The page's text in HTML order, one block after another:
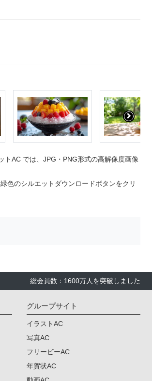
AC では、JPG・PNG形式の高解像度画像
色のシルエットダウンロードボタンをクリ
総会員数：1600万人を突破しました
グループサイト
イラストAC
写真AC
フリービーAC
年賀状AC